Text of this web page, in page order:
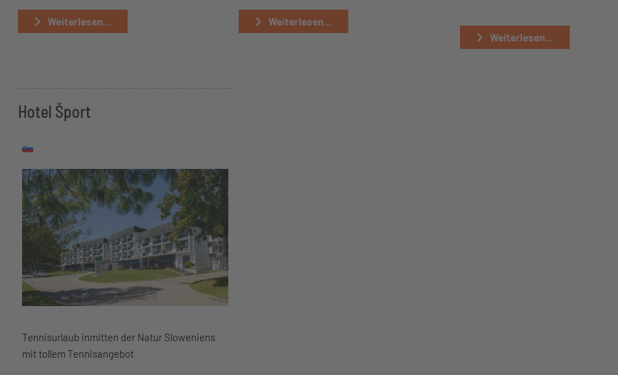
Weiterlesen... Weiterlesen...
Weiterlesen...
Hotel Šport
Tennisurlaub inmitten der Natur Sloweniens
mit tollem Tennisangebot